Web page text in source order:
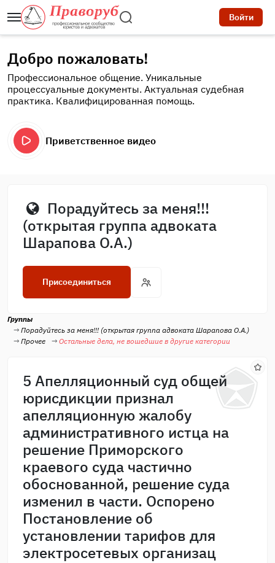
Войти
Добро пожаловать!
Профессиональное общение. Уникальные
процессуальные документы. Актуальная судебная
практика. Квалифицированная помощь.
Приветственное видео
Порадуйтесь за меня!!!
(открытая группа адвоката
Шарапова О.А.)
Присоединиться
Группы
Порадуйтесь за меня!!! (открытая группа адвоката Шарапова О.А.)
Прочее
Остальные дела, не вошедшие в другие категории
5 Апелляционный суд общей
юрисдикции признал
апелляционную жалобу
административного истца на
решение Приморского
краевого суда частично
обоснованной, решение суда
изменил в части. Оспорено
Постановление об
установлении тарифов для
электросетевых организац